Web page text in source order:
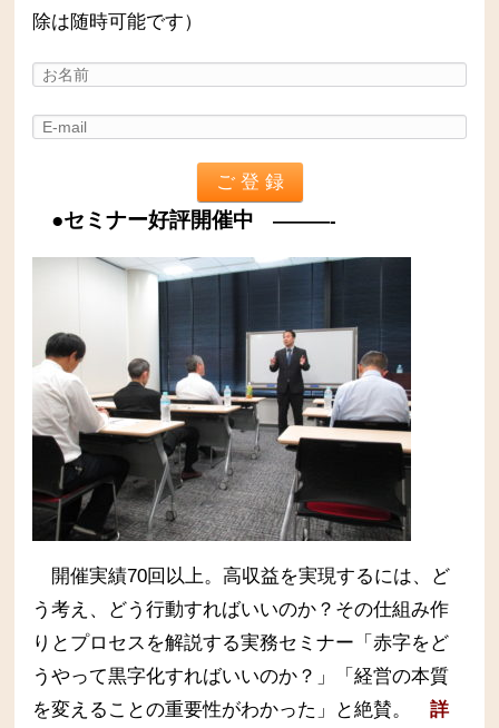
除は随時可能です）
●セミナー好評開催中 ———-
開催実績70回以上。高収益を実現するには、ど
う考え、どう行動すればいいのか？その仕組み作
りとプロセスを解説する実務セミナー 「赤字をど
うやって黒字化すればいいのか？」「経営の本質
を変えることの重要性がわかった」と絶賛。
詳